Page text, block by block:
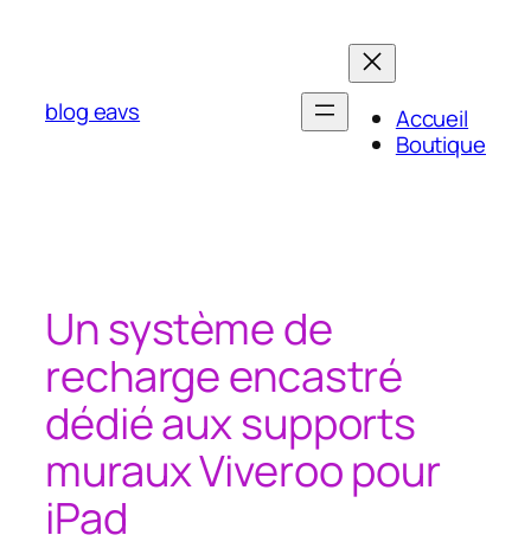
blog eavs
Accueil
Boutique
Un système de
recharge encastré
dédié aux supports
muraux Viveroo pour
iPad